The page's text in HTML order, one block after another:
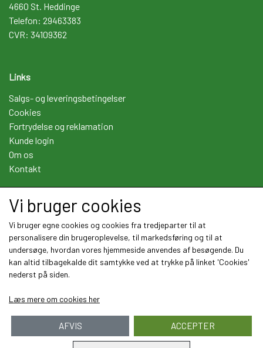
4660 St. Heddinge
Telefon: 29463383
CVR: 34109362
Links
Salgs- og leveringsbetingelser
Cookies
Fortrydelse og reklamation
Kunde login
Om os
Kontakt
Sociale medier
Vi bruger cookies
Vi bruger egne cookies og cookies fra tredjeparter til at
personalisere din brugeroplevelse, til markedsføring og til at
undersøge, hvordan vores hjemmeside anvendes af besøgende. Du
kan altid tilbagekalde dit samtykke ved at trykke på linket 'Cookies'
nederst på siden.
Læs mere om cookies her
AFVIS ACCEPTER